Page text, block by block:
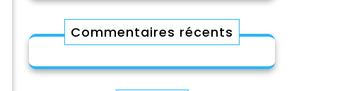
Commentaires récents